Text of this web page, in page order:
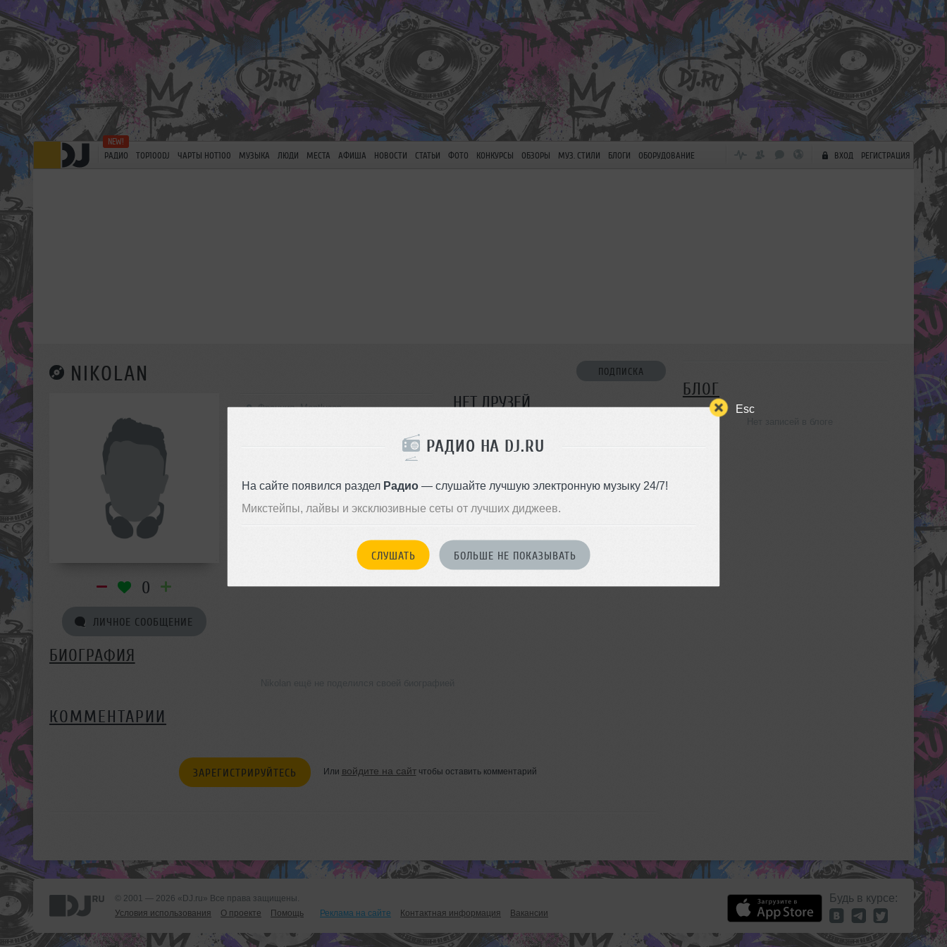
Esc
РАДИО НА DJ.RU
На сайте появился раздел Радио— слушайте лучшую электронную музыку 24/7!
Микстейпы, лайвы и эксклюзивные сеты от лучших диджеев.
СЛУШАТЬ БОЛЬШЕ НЕ ПОКАЗЫВАТЬ
РАДИО TOP100DJ ЧАРТЫ HOT100 МУЗЫКА ЛЮДИ МЕСТА АФИША НОВОСТИ СТАТЬИ ФОТО КОНКУРСЫ ОБЗОРЫ МУЗ. СТИЛИ БЛОГИ ОБОРУДОВАНИЕ ВХОД РЕГИСТРАЦИЯ
NIKOLAN ПОДПИСКА
0
ЛИЧНОЕ СООБЩЕНИЕ
Франция, Montluзon НЕТ ДРУЗЕЙ
БИОГРАФИЯ
КОММЕНТАРИИ
ЗАРЕГИСТРИРУЙТЕСЬ Или войдите на сайтчтобы оставить комментарий
БЛОГ
© 2001 — 2026 «DJ.ru» Все права защищены.
Условия использования
О проекте Помощь Реклама на сайте Контактная информация Вакансии
Будь в курсе: